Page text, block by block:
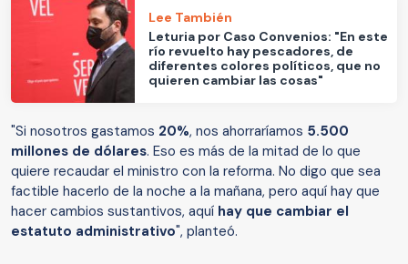
Lee También
Leturia por Caso Convenios: "En este
río revuelto hay pescadores, de
diferentes colores políticos, que no
quieren cambiar las cosas"
"Si nosotros gastamos 20%, nos ahorraríamos 5.500
millones de dólares. Eso es más de la mitad de lo que
quiere recaudar el ministro con la reforma. No digo que sea
factible hacerlo de la noche a la mañana, pero aquí hay que
hacer cambios sustantivos, aquí hay que cambiar el
estatuto administrativo", planteó.